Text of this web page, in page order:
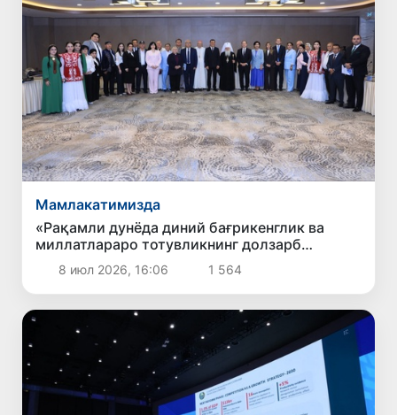
Мамлакатимизда
«Рақамли дунёда диний бағрикенглик ва
миллатлараро тотувликнинг долзарб
масалалари» мавзусидаги халқаро илмий-
амалий конференция бўлиб ўтди
8 июл 2026, 16:06 1 564